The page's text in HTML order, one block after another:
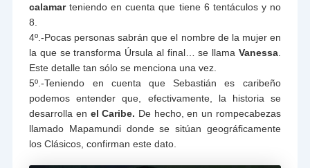
calamarteniendo en cuenta que tiene 6 tentáculos y no
8.
4º.-Pocas personas sabrán que el nombre de la mujer en
la que se transforma Úrsula al final… se llama Vanessa.
Este detalle tan sólo se menciona una vez.
5º.-Teniendo en cuenta que Sebastián es caribeño
podemos entender que, efectivamente, la historia se
desarrolla en el Caribe. De hecho, en un rompecabezas
llamado Mapamundi donde se sitúan geográficamente
los Clásicos, confirman este dato.